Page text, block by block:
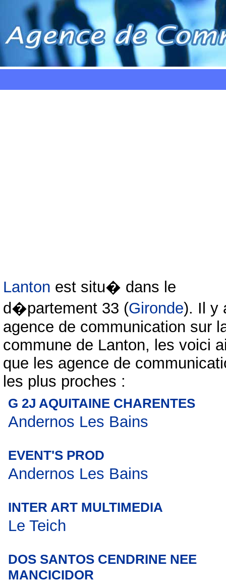
Lanton est situ� dans le
d�partement 33 (Gironde). Il y
agence de communication sur
commune de Lanton, les voici
que les agence de
les plus proches :
G 2J AQUITAINE CHARENTES
Andernos Les Bains
EVENT'S PROD
Andernos Les Bains
INTER ART MULTIMEDIA
Le Teich
DOS SANTOS CENDRINE NEE
MANCICIDOR